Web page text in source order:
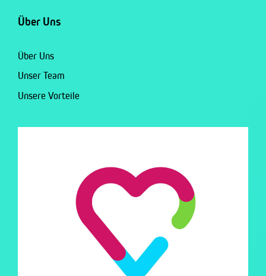
Über Uns
Über Uns
Unser Team
Unsere Vorteile